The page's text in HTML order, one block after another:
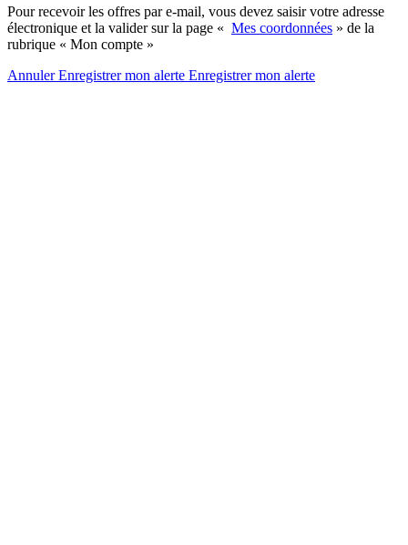
Pour recevoir les offres par e-mail, vous devez saisir votre adresse
électronique et la valider sur la page « Mes coordonnées » de la
rubrique « Mon compte »
AnnulerEnregistrer mon alerte Enregistrermon alerte